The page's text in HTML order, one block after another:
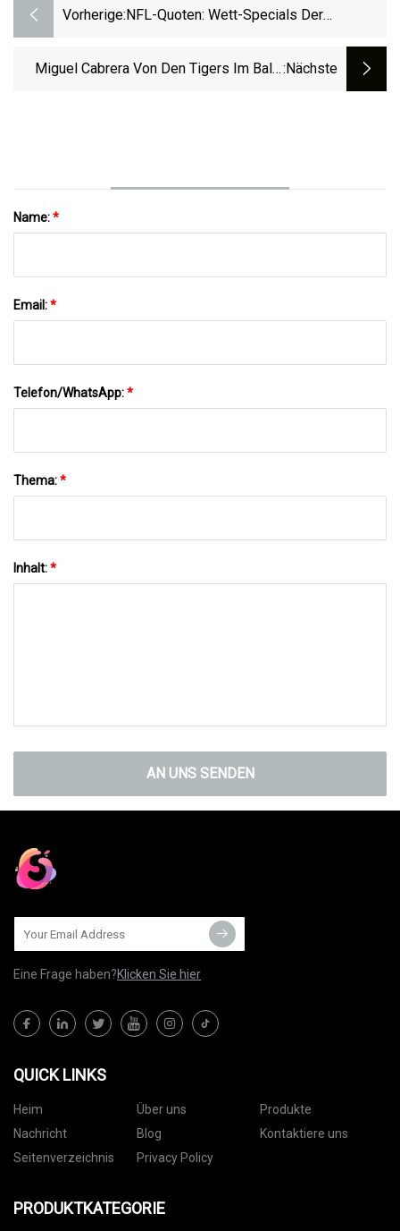
Vorherige: NFL-Quoten: Wett-Specials Der
Miguel Cabrera Von Den Tigers Im Bally:nächste
Name:*
Email:*
Telefon/WhatsApp:*
Thema:*
Inhalt:*
AN UNS SENDEN
Eine Frage haben?Klicken Sie hier
QUICK LINKS
Heim Über uns
Produkte
Nachricht
Blog
Kontaktiere uns
Seitenverzeichnis
Privacy Policy
PRODUKTKATEGORIE